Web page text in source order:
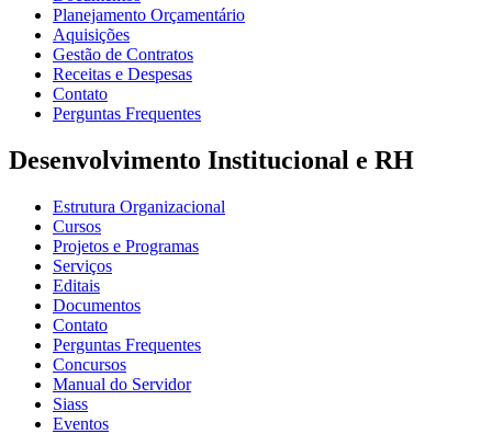
Planejamento Orçamentário
Aquisições
Gestão de Contratos
Receitas e Despesas
Contato
Perguntas Frequentes
Desenvolvimento Institucional e RH
Estrutura Organizacional
Cursos
Projetos e Programas
Serviços
Editais
Documentos
Contato
Perguntas Frequentes
Concursos
Manual do Servidor
Siass
Eventos